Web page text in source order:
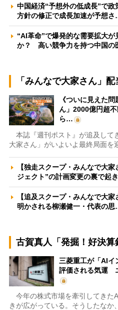
中国経済“予想外の低成長”で
方針の修正で成長加速が予想
“AI革命”で爆発的な需要拡大
か？ 高い競争力を持つ中国の
「みんなで大家さん」
《ついに見えた
ん」2000億円超
ら…
本誌『週刊ポスト』が追及して
大家さん」がいよいよ最終局面を
【独走スクープ・みんなで大
ジェクト”の計画変更の裏で起
【追及スクープ・みんなで大
明かされる柳瀬健一・代表の
古賀真人「発掘！好決算
三菱重工が「AIイ
評価される気運
今年の株式市場を牽引してきた
きが広がっている。そうしたなか